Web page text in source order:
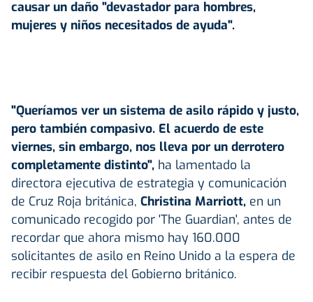
causar un daño "devastador para hombres,
mujeres y niños necesitados de ayuda".
"Queríamos ver un sistema de asilo rápido y justo,
pero también compasivo. El acuerdo de este
viernes, sin embargo, nos lleva por un derrotero
completamente distinto", ha lamentado la
directora ejecutiva de estrategia y comunicación
de Cruz Roja británica, Christina Marriott, en un
comunicado recogido por 'The Guardian', antes de
recordar que ahora mismo hay 160.000
solicitantes de asilo en Reino Unido a la espera de
recibir respuesta del Gobierno británico.